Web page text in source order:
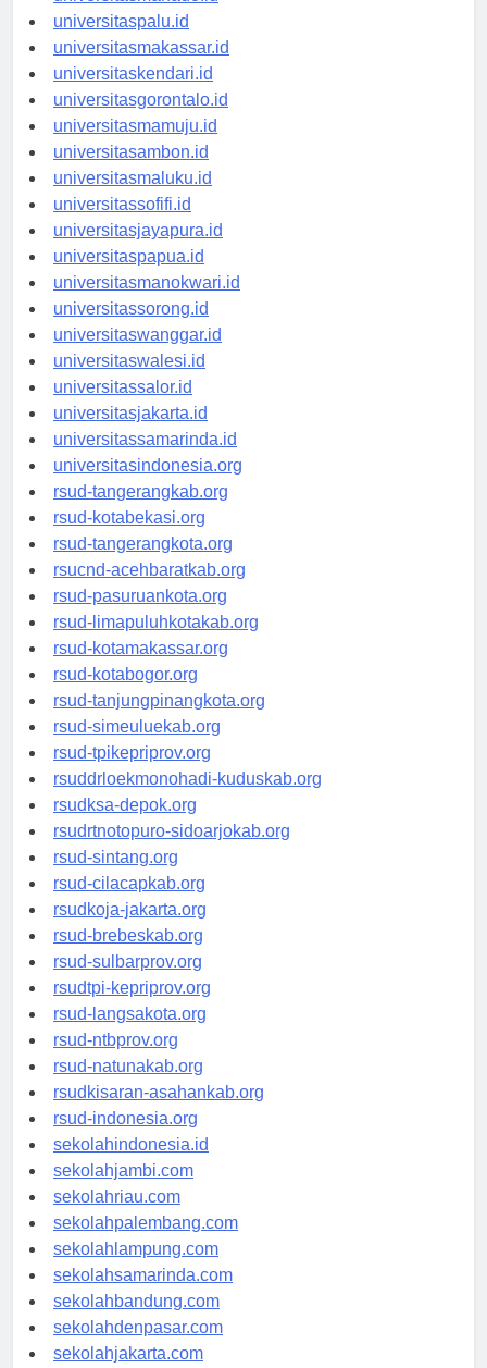
universitasmanado.id
universitaspalu.id
universitasmakassar.id
universitaskendari.id
universitasgorontalo.id
universitasmamuju.id
universitasambon.id
universitasmaluku.id
universitassofifi.id
universitasjayapura.id
universitaspapua.id
universitasmanokwari.id
universitassorong.id
universitaswanggar.id
universitaswalesi.id
universitassalor.id
universitasjakarta.id
universitassamarinda.id
universitasindonesia.org
rsud-tangerangkab.org
rsud-kotabekasi.org
rsud-tangerangkota.org
rsucnd-acehbaratkab.org
rsud-pasuruankota.org
rsud-limapuluhkotakab.org
rsud-kotamakassar.org
rsud-kotabogor.org
rsud-tanjungpinangkota.org
rsud-simeuluekab.org
rsud-tpikepriprov.org
rsuddrloekmonohadi-kuduskab.org
rsudksa-depok.org
rsudrtnotopuro-sidoarjokab.org
rsud-sintang.org
rsud-cilacapkab.org
rsudkoja-jakarta.org
rsud-brebeskab.org
rsud-sulbarprov.org
rsudtpi-kepriprov.org
rsud-langsakota.org
rsud-ntbprov.org
rsud-natunakab.org
rsudkisaran-asahankab.org
rsud-indonesia.org
sekolahindonesia.id
sekolahjambi.com
sekolahriau.com
sekolahpalembang.com
sekolahlampung.com
sekolahsamarinda.com
sekolahbandung.com
sekolahdenpasar.com